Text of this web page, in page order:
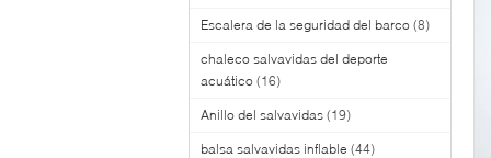
Escalera de la seguridad del barco (8)
chaleco salvavidas del deporte
acuático (16)
Anillo del salvavidas (19)
balsa salvavidas inflable (44)